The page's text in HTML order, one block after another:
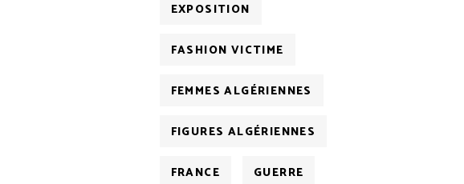
EXPOSITION
FASHION VICTIME
FEMMES ALGÉRIENNES
FIGURES ALGÉRIENNES
FRANCE GUERRE